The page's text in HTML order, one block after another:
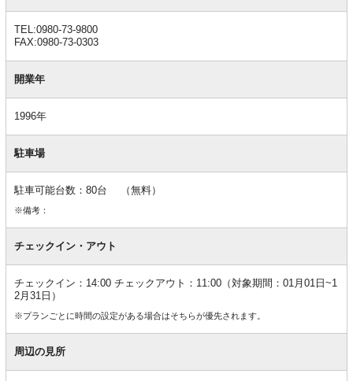
TEL:0980-73-9800
FAX:0980-73-0303
開業年
1996年
駐車場
駐車可能台数：80台 （無料）
※備考：
チェックイン・アウト
チェックイン：14:00 チェックアウト：11:00（対象期間：01月01日~1
2月31日）
※プランごとに時間の設定がある場合はそちらが優先されます。
周辺の見所